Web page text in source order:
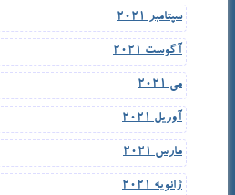
سپتامبر 2021
آگوست 2021
می 2021
آوریل 2021
مارس 2021
ژانویه 2021